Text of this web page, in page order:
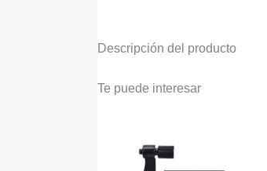
Descripción del producto
Te puede interesar